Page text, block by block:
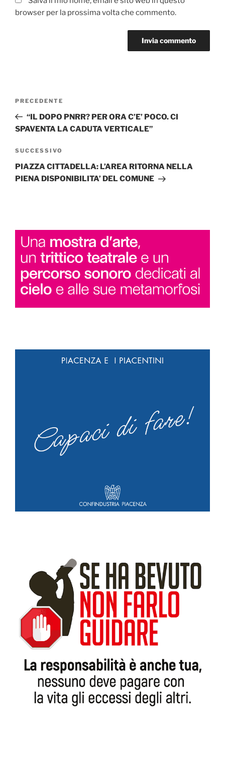
browser per la prossima volta che commento.
Articolo
precedente:
PRECEDENTE
“IL DOPO PNRR? PER ORA C’E’ POCO. CI
SPAVENTA LA CADUTA VERTICALE”
Articolo
successivo
SUCCESSIVO
PIAZZA CITTADELLA: L’AREA RITORNA NELLA
PIENA DISPONIBILITA’ DEL COMUNE